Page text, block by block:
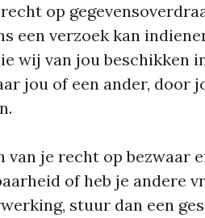
op
een verzoek kan
wij van jou beschikken
jou of een ander, door
van je recht op bezwaar
of heb je andere
stuur dan een